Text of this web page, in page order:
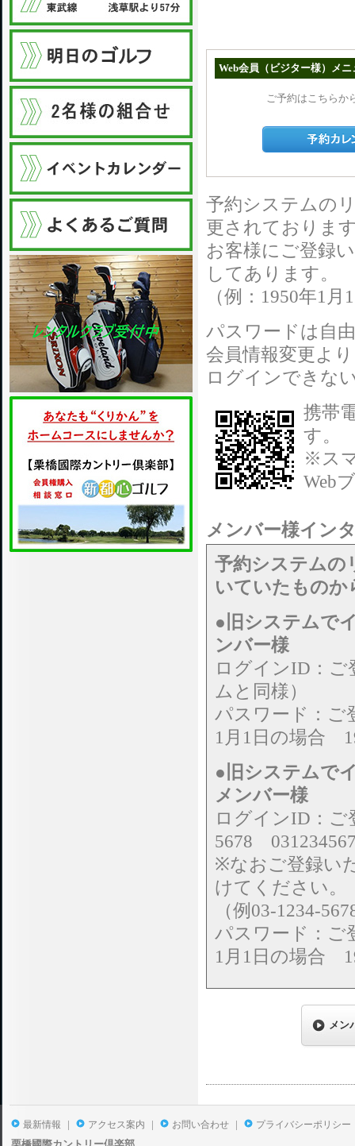
Web会員（ビジター様）メニ
ご予約はこちらか
予約システムの
更されておりま
お客様にご登録
してあります。
（例：1950年1
パスワードは自
会員情報変更よ
ログインできな
携帯
す。
※ス
Web
メンバー様イン
予約システムの
いていたものか
●旧システムで
ンバー様
ログインID：
ムと同様）
パスワード：ご
1月1日の場合
●旧システムで
メンバー様
ログインID：ご
5678
※なおご登録い
けてください。
（例03-1234-
パスワード：ご
1月1日の場合
メン
最新情報 | アクセス案内 | お問い合わせ | プライバシーポリシー